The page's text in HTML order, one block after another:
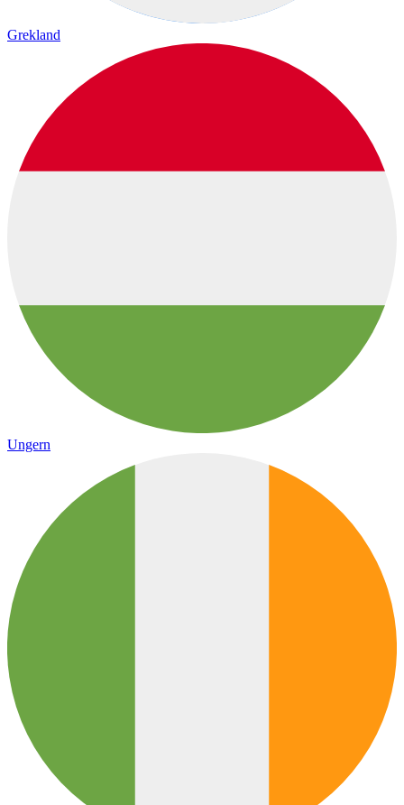
Grekland
Ungern